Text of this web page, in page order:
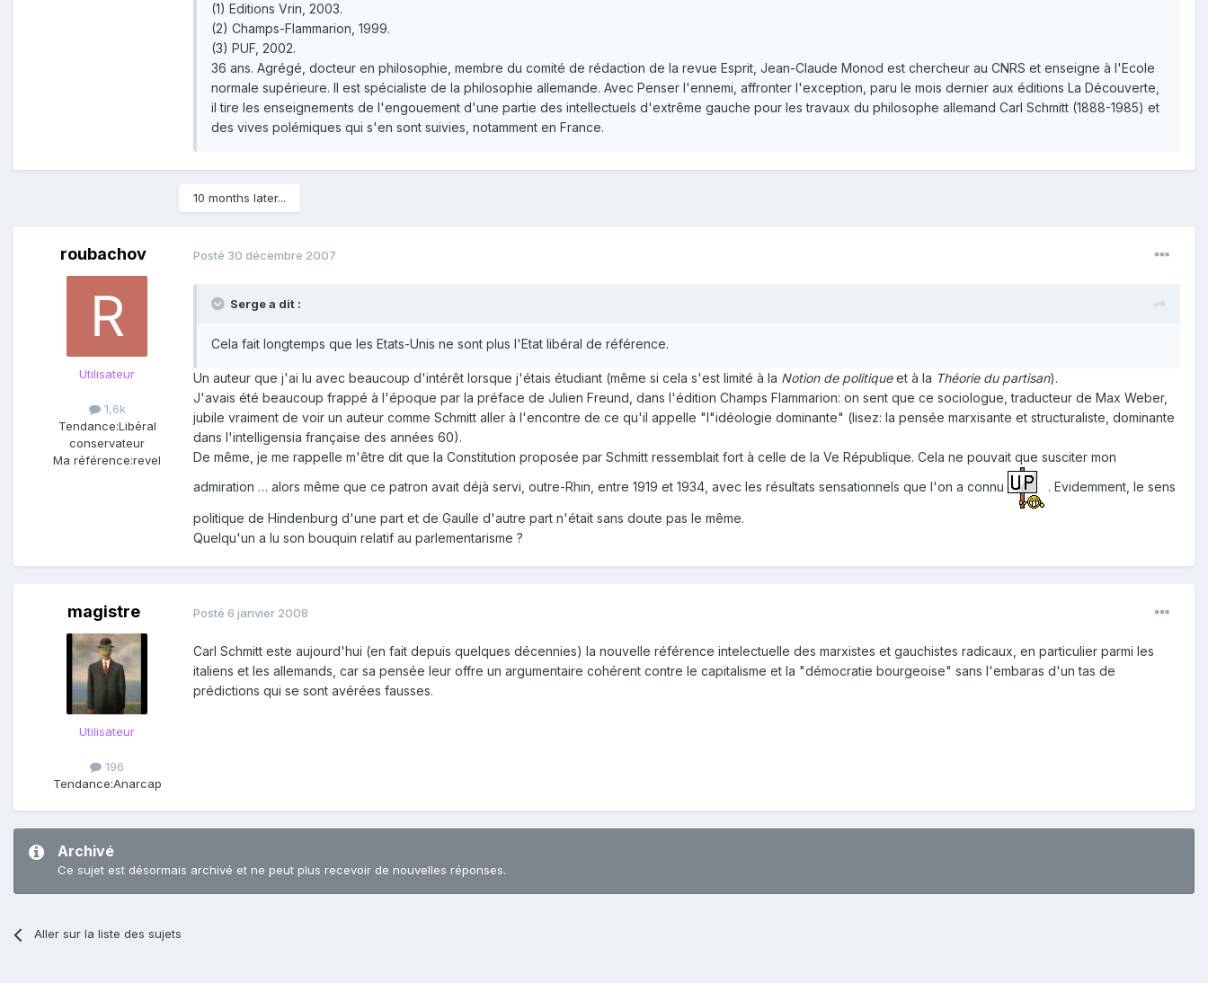
(1) Editions Vrin, 2003.
(2) Champs-Flammarion, 1999.
(3) PUF, 2002.
36 ans. Agrégé, docteur en philosophie, membre du comité de rédaction de la revue Esprit, Jean-Claude Monod est chercheur au CNRS et enseigne à l'Ecole
normale supérieure. Il est spécialiste de la philosophie allemande. Avec Penser l'ennemi, affronter l'exception, paru le mois dernier aux éditions La Découverte,
il tire les enseignements de l'engouement d'une partie des intellectuels d'extrême gauche pour les travaux du philosophe allemand Carl Schmitt (1888-1985) et
des vives polémiques qui s'en sont suivies, notamment en France.
10 months later...
roubachov
Utilisateur
1,6k
Tendance:Libéral
conservateur
Ma référence:revel
Posté 30 décembre 2007
Serge a dit :
Cela fait longtemps que les Etats-Unis ne sont plus l'Etat libéral de référence.
Un auteur que j'ai lu avec beaucoup d'intérêt lorsque j'étais étudiant (même si cela s'est limité à la Notion de politiqueet à la Théorie du partisan).
J'avais été beaucoup frappé à l'époque par la préface de Julien Freund, dans l'édition Champs Flammarion: on sent que ce sociologue, traducteur de Max Weber,
jubile vraiment de voir un auteur comme Schmitt aller à l'encontre de ce qu'il appelle "l"idéologie dominante" (lisez: la pensée marxisante et structuraliste, dominante
dans l'intelligensia française des années 60).
De même, je me rappelle m'être dit que la Constitution proposée par Schmitt ressemblait fort à celle de la Ve République. Cela ne pouvait que susciter mon
admiration … alors même que ce patron avait déjà servi, outre-Rhin, entre 1919 et 1934, avec les résultats sensationnels que l'on a connu
. Evidemment, le sens
politique de Hindenburg d'une part et de Gaulle d'autre part n'était sans doute pas le même.
Quelqu'un a lu son bouquin relatif au parlementarisme ?
magistre
Utilisateur
196
Tendance:Anarcap
Posté 6 janvier 2008
Carl Schmitt este aujourd'hui (en fait depuis quelques décennies) la nouvelle référence intelectuelle des marxistes et gauchistes radicaux, en particulier parmi les
italiens et les allemands, car sa pensée leur offre un argumentaire cohérent contre le capitalisme et la "démocratie bourgeoise" sans l'embaras d'un tas de
prédictions qui se sont avérées fausses.
Archivé
Ce sujet est désormais archivé et ne peut plus recevoir de nouvelles réponses.
Aller sur la liste des sujets